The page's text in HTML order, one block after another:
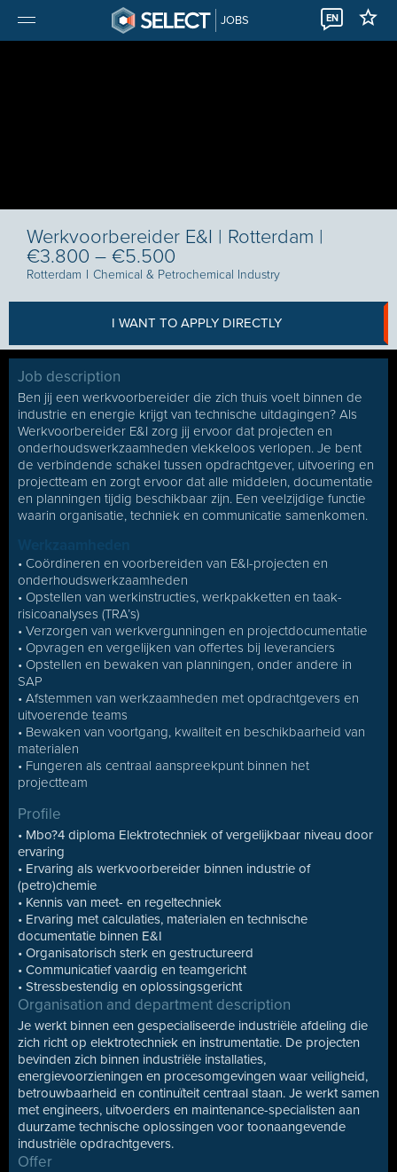
JOBS EN
Werkvoorbereider E&I | Rotterdam |
€3.800 – €5.500
Rotterdam I Chemical & Petrochemical Industry
I WANT TO APPLY DIRECTLY
Job description
Ben jij een werkvoorbereider die zich thuis voelt binnen de
industrie en energie krijgt van technische uitdagingen? Als
Werkvoorbereider E&I zorg jij ervoor dat projecten en
onderhoudswerkzaamheden vlekkeloos verlopen. Je bent
de verbindende schakel tussen opdrachtgever, uitvoering en
projectteam en zorgt ervoor dat alle middelen, documentatie
en planningen tijdig beschikbaar zijn. Een veelzijdige functie
waarin organisatie, techniek en communicatie samenkomen.
• Coördineren en voorbereiden van E&I-projecten en
onderhoudswerkzaamheden
• Opstellen van werkinstructies, werkpakketten en taak-
risicoanalyses (TRA’s)
• Verzorgen van werkvergunningen en projectdocumentatie
• Opvragen en vergelijken van offertes bij leveranciers
• Opstellen en bewaken van planningen, onder andere in
SAP
• Afstemmen van werkzaamheden met opdrachtgevers en
uitvoerende teams
• Bewaken van voortgang, kwaliteit en beschikbaarheid van
materialen
• Fungeren als centraal aanspreekpunt binnen het
projectteam
Profile
• Mbo?4 diploma Elektrotechniek of vergelijkbaar niveau door
ervaring
• Ervaring als werkvoorbereider binnen industrie of
(petro)chemie
• Kennis van meet- en regeltechniek
• Ervaring met calculaties, materialen en technische
documentatie binnen E&I
• Organisatorisch sterk en gestructureerd
• Communicatief vaardig en teamgericht
• Stressbestendig en oplossingsgericht
Organisation and department description
Je werkt binnen een gespecialiseerde industriële afdeling die
zich richt op elektrotechniek en instrumentatie. De projecten
bevinden zich binnen industriële installaties,
energievoorzieningen en procesomgevingen waar veiligheid,
betrouwbaarheid en continuïteit centraal staan. Je werkt samen
met engineers, uitvoerders en maintenance-specialisten aan
duurzame technische oplossingen voor toonaangevende
industriële opdrachtgevers.
Offer